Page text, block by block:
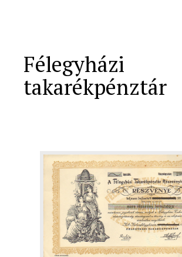
Félegyházi
takarékpénztár